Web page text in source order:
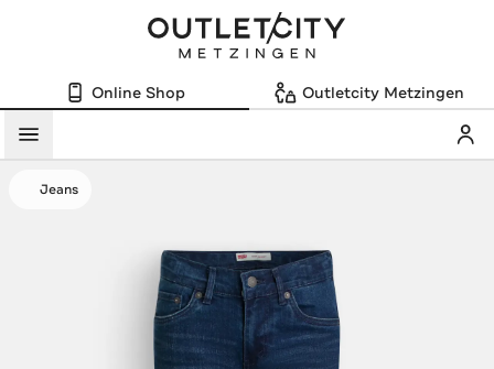
Online Shop Outletcity Metzingen
Menü
Jeans